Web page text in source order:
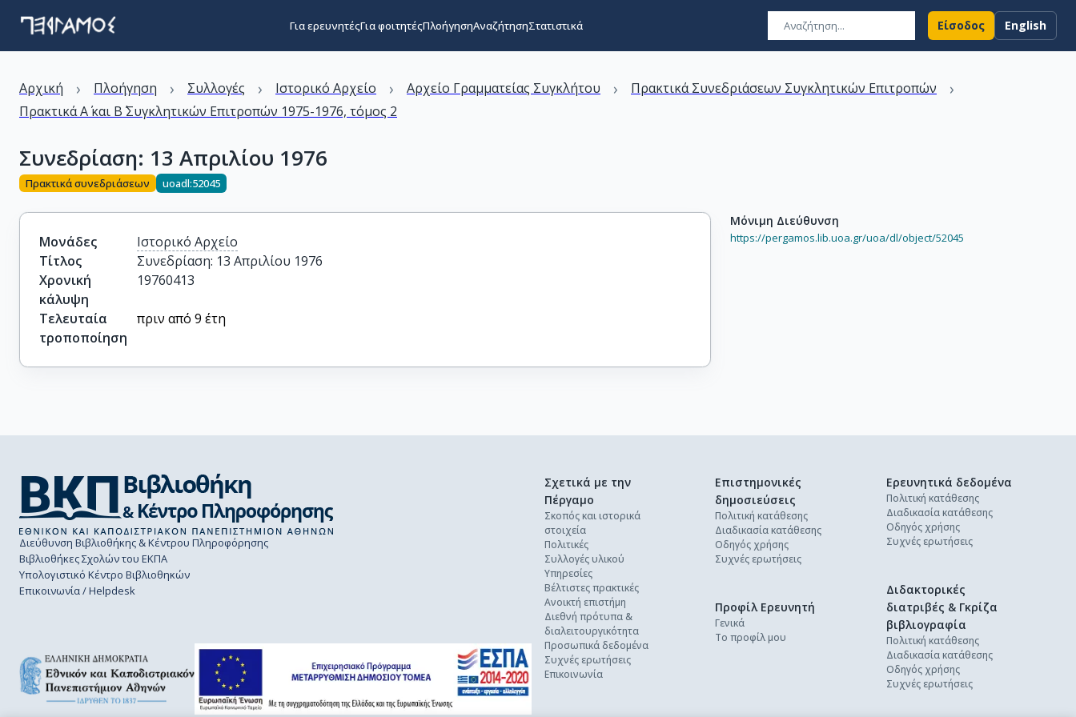
Για ερευνητέςΓια φοιτητέςΠλοήγησηΑναζήτησηΣτατιστικά Είσοδος English
Αρχική › Πλοήγηση › Συλλογές › Ιστορικό Αρχείο › Αρχείο Γραμματείας Συγκλήτου › Πρακτικά Συνεδριάσεων Συγκλητικών Επιτροπών ›
Πρακτικά Α΄ και Β΄ Συγκλητικών Επιτροπών 1975-1976, τόμος 2
Συνεδρίαση: 13 Απριλίου 1976
Πρακτικά συνεδριάσεων uoadl:52045
Μονάδες
Ιστορικό Αρχείο
Τίτλος
Συνεδρίαση: 13 Απριλίου 1976
Χρονική
κάλυψη
19760413
Τελευταία
τροποποίηση
πριν από 9 έτη
Μόνιμη Διεύθυνση
https://pergamos.lib.uoa.gr/uoa/dl/object/52045
Διεύθυνση Βιβλιοθήκης & Κέντρου Πληροφόρησης
Βιβλιοθήκες Σχολών του ΕΚΠΑ
Υπολογιστικό Κέντρο Βιβλιοθηκών
Επικοινωνία / Helpdesk
Σχετικά με την
Πέργαμο
Σκοπός και ιστορικά
στοιχεία
Πολιτικές
Συλλογές υλικού
Υπηρεσίες
Βέλτιστες πρακτικές
Ανοικτή επιστήμη
Διεθνή πρότυπα &
διαλειτουργικότητα
Προσωπικά δεδομένα
Συχνές ερωτήσεις
Επικοινωνία
Επιστημονικές
δημοσιεύσεις
Πολιτική κατάθεσης
Διαδικασία κατάθεσης
Οδηγός χρήσης
Συχνές ερωτήσεις
Ερευνητικά δεδομένα
Πολιτική κατάθεσης
Διαδικασία κατάθεσης
Οδηγός χρήσης
Συχνές ερωτήσεις
Διδακτορικές
διατριβές & Γκρίζα
βιβλιογραφία
Πολιτική κατάθεσης
Διαδικασία κατάθεσης
Οδηγός χρήσης
Συχνές ερωτήσεις
Προφίλ Ερευνητή
Γενικά
Το προφίλ μου